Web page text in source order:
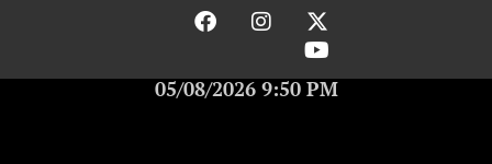
05/08/2026 9:50 PM